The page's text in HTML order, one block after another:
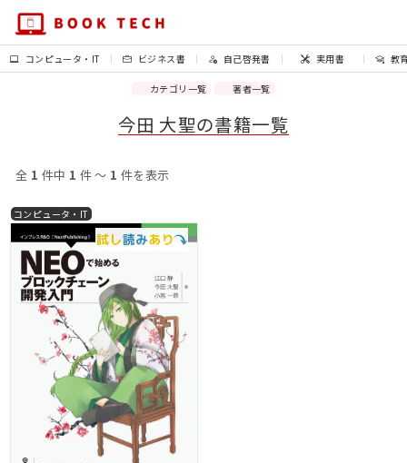
コンピュータ・IT ビジネス書 自己啓発書 実用書 教
カテゴリ一覧 著者一覧
今田 大聖の書籍一覧
全 1 件中 1 件 〜 1 件を表示
コンピュータ・IT